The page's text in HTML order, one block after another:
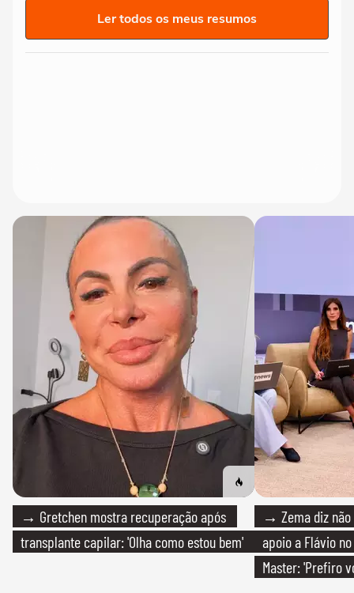
Ler todos os meus resumos
→ Gretchen mostra recuperação após
transplante capilar: 'Olha como estou bem'
→ Zema diz
apoio a Flávio
Master: 'Prefiro